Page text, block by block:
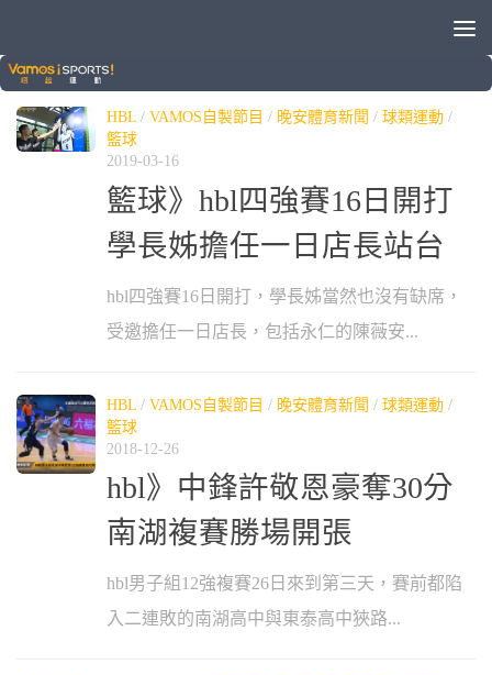
標籤：107學年度HBL高中籃球聯賽
HBL / VAMOS自製節目 / 晚安體育新聞 / 球類運動 /
籃球
2019-03-16
籃球》hbl四強賽16日開打
學長姊擔任一日店長站台
hbl四強賽16日開打，學長姊當然也沒有缺席，
受邀擔任一日店長，包括永仁的陳薇安...
HBL / VAMOS自製節目 / 晚安體育新聞 / 球類運動 /
籃球
2018-12-26
hbl》中鋒許敬恩豪奪30分
南湖複賽勝場開張
hbl男子組12強複賽26日來到第三天，賽前都陷
入二連敗的南湖高中與東泰高中狹路...